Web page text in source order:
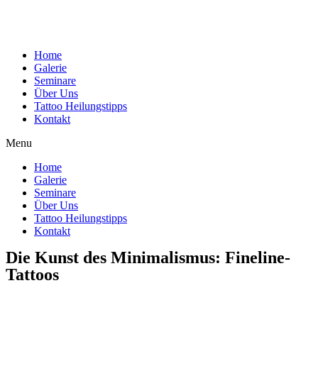
Home
Galerie
Seminare
Über Uns
Tattoo Heilungstipps
Kontakt
Menu
Home
Galerie
Seminare
Über Uns
Tattoo Heilungstipps
Kontakt
Die Kunst des Minimalismus: Fineline-
Tattoos